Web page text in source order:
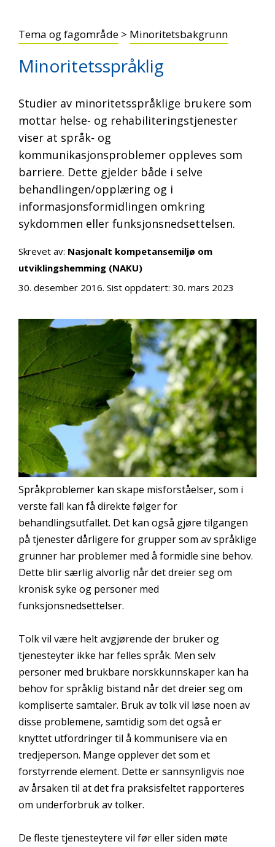
Tema og fagområde > Minoritetsbakgrunn
Minoritetsspråklig
Studier av minoritetsspråklige brukere som
mottar helse- og rehabiliteringstjenester
viser at språk- og
kommunikasjonsproblemer oppleves som
barriere. Dette gjelder både i selve
behandlingen/opplæring og i
informasjonsformidlingen omkring
sykdommen eller funksjonsnedsettelsen.
Skrevet av: Nasjonalt kompetansemiljø om
utviklingshemming (NAKU)
30. desember 2016. Sist oppdatert: 30. mars 2023
Språkproblemer kan skape misforståelser, som i
verste fall kan få direkte følger for
behandlingsutfallet. Det kan også gjøre tilgangen
på tjenester dårligere for grupper som av språklige
grunner har problemer med å formidle sine behov.
Dette blir særlig alvorlig når det dreier seg om
kronisk syke og personer med
funksjonsnedsettelser.
Tolk vil være helt avgjørende der bruker og
tjenesteyter ikke har felles språk. Men selv
personer med brukbare norskkunnskaper kan ha
behov for språklig bistand når det dreier seg om
kompliserte samtaler. Bruk av tolk vil løse noen av
disse problemene, samtidig som det også er
knyttet utfordringer til å kommunisere via en
tredjeperson. Mange opplever det som et
forstyrrende element. Dette er sannsynligvis noe
av årsaken til at det fra praksisfeltet rapporteres
om underforbruk av tolker.
De fleste tjenesteytere vil før eller siden møte